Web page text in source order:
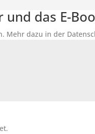
das E-
Mehr dazu in der